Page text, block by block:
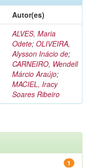
Autor(es)
ALVES, Maria
Odete; OLIVEIRA,
Alysson Inácio de;
CARNEIRO, Wendell
Márcio Araújo;
MACIEL, Iracy
Soares Ribeiro
1